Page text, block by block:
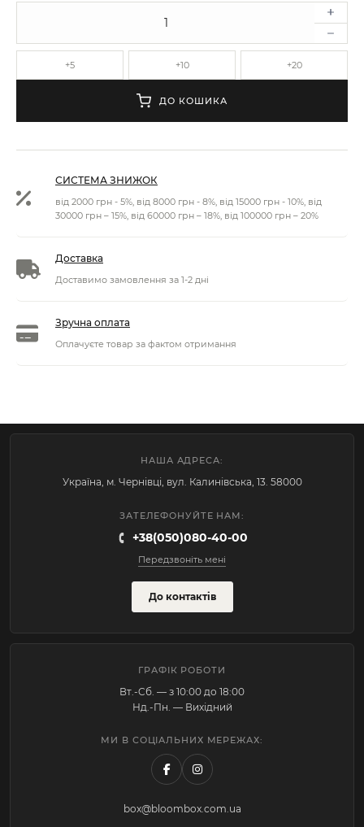
+5 +10 +20
ДО КОШИКА
СИСТЕМА ЗНИЖОК
від 2000 грн - 5%, від 8000 грн - 8%, від 15000 грн - 10%, від
30000 грн – 15%, від 60000 грн – 18%, від 100000 грн – 20%
Доставка
Доставимо замовлення за 1-2 дні
Зручна оплата
Оплачуєте товар за фактом отримання
НАША АДРЕСА:
Україна, м. Чернівці, вул. Калинівська, 13. 58000
ЗАТЕЛЕФОНУЙТЕ НАМ:
+38(050)080-40-00
Передзвоніть мені
До контактів
ГРАФІК РОБОТИ
Вт.-Cб. — з 10:00 до 18:00
Нд.-Пн. — Вихідний
МИ В СОЦІАЛЬНИХ МЕРЕЖАХ:
box@bloombox.com.ua